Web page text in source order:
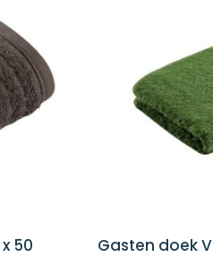
50
Gasten doek